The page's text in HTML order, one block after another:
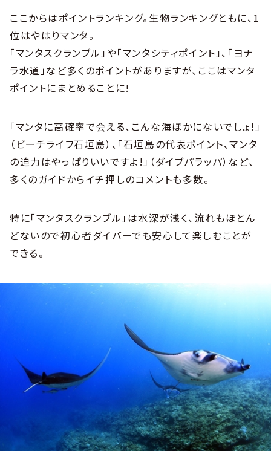
ここからはポイントランキング。生物ランキングともに、1
位はやはりマンタ。
「マンタスクランブル」や「マンタシティポイント」、「ヨナ
ラ水道」など多くのポイントがありますが、ここはマンタ
ポイントにまとめることに!
「マンタに高確率で会える、こんな海ほかにないでしょ!」
（ビーチライフ石垣島）、「石垣島の代表ポイント、マンタ
の迫力はやっぱりいいですよ!」（ダイブパラッパ）など、
多くのガイドからイチ押しのコメントも多数。
特に「マンタスクランブル」は水深が浅く、流れもほとん
どないので初心者ダイバーでも安心して楽しむことが
できる。